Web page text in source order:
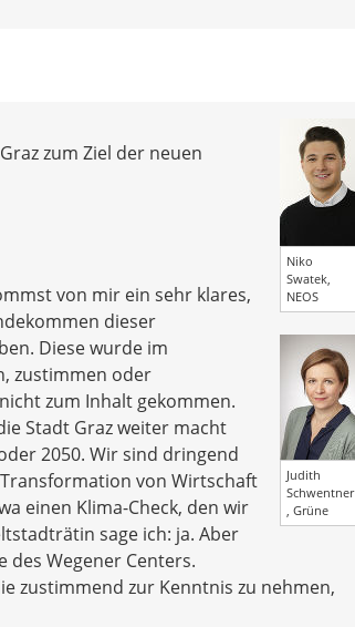
Niko
Swatek,
NEOS
Judith
Schwentner
, Grüne
zum Ziel der neuen
von mir ein sehr klares,
dieser
Diese wurde im
zustimmen oder
zum Inhalt gekommen.
Stadt Graz weiter macht
2050. Wir sind dringend
von Wirtschaft
einen Klima-Check, den wir
sage ich: ja. Aber
Wegener Centers.
zustimmend zur Kenntnis zu nehmen,